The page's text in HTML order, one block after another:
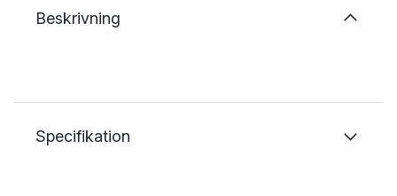
Beskrivning
Specifikation